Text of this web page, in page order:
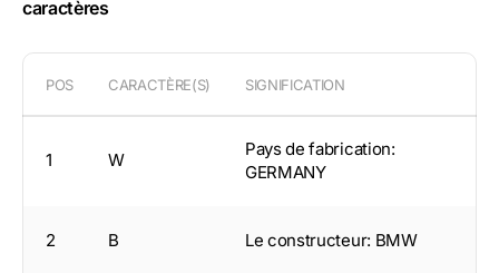
caractères
POS CARACTÈRE(S) SIGNIFICATION
1 W
Pays de fabrication:
GERMANY
2 B Le constructeur: BMW